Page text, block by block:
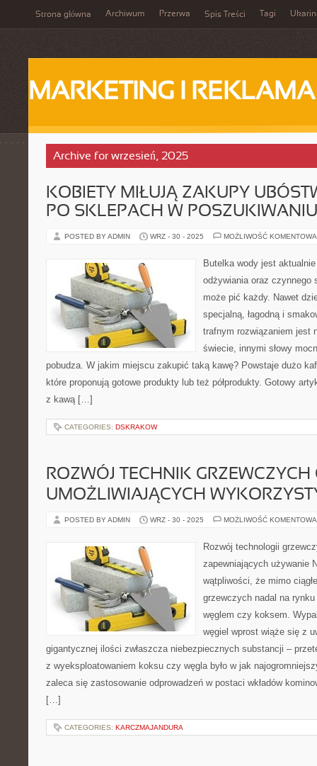
Strona główna Archiwum Przerwa Spis Treści Tagi
MARKETING I REKLAMA
Archive for wrzesień, 2025
KOBIETY MIŁUJĄ ZAKUPY
PO SKLEPACH W POSZUKIWANIU
POSTED BY ADMIN WRZ - 30 - 2025 MOŻLIWOŚĆ
Butelka wody jest
odżywiania oraz czynnego
może pić każdy. Nawet
specjalną, łagodną i
trafnym rozwiązaniem jest
świecie, innymi słowy
pobudza. W jakim miejscu zakupić taką kawę? Powstaje dużo
które proponują gotowe produkty lub też półprodukty. Gotowy
z kawą […]
CATEGORIES: DSKRAKOW
ROZWÓJ TECHNIK
UMOŻLIWIAJĄCYCH
POSTED BY ADMIN WRZ - 30 - 2025 MOŻLIWOŚĆ
Rozwój technologii
zapewniających używanie
wątpliwości, że mimo
grzewczych nadal na
węglem czy koksem.
węgiel wprost wiąże się z
gigantycznej ilości zwłaszcza niebezpiecznych substancji –
z wyeksploatowaniem koksu czy węgla było w jak
zaleca się zastosowanie odprowadzeń w postaci wkładów
[…]
CATEGORIES: KARCZMAJANDURA